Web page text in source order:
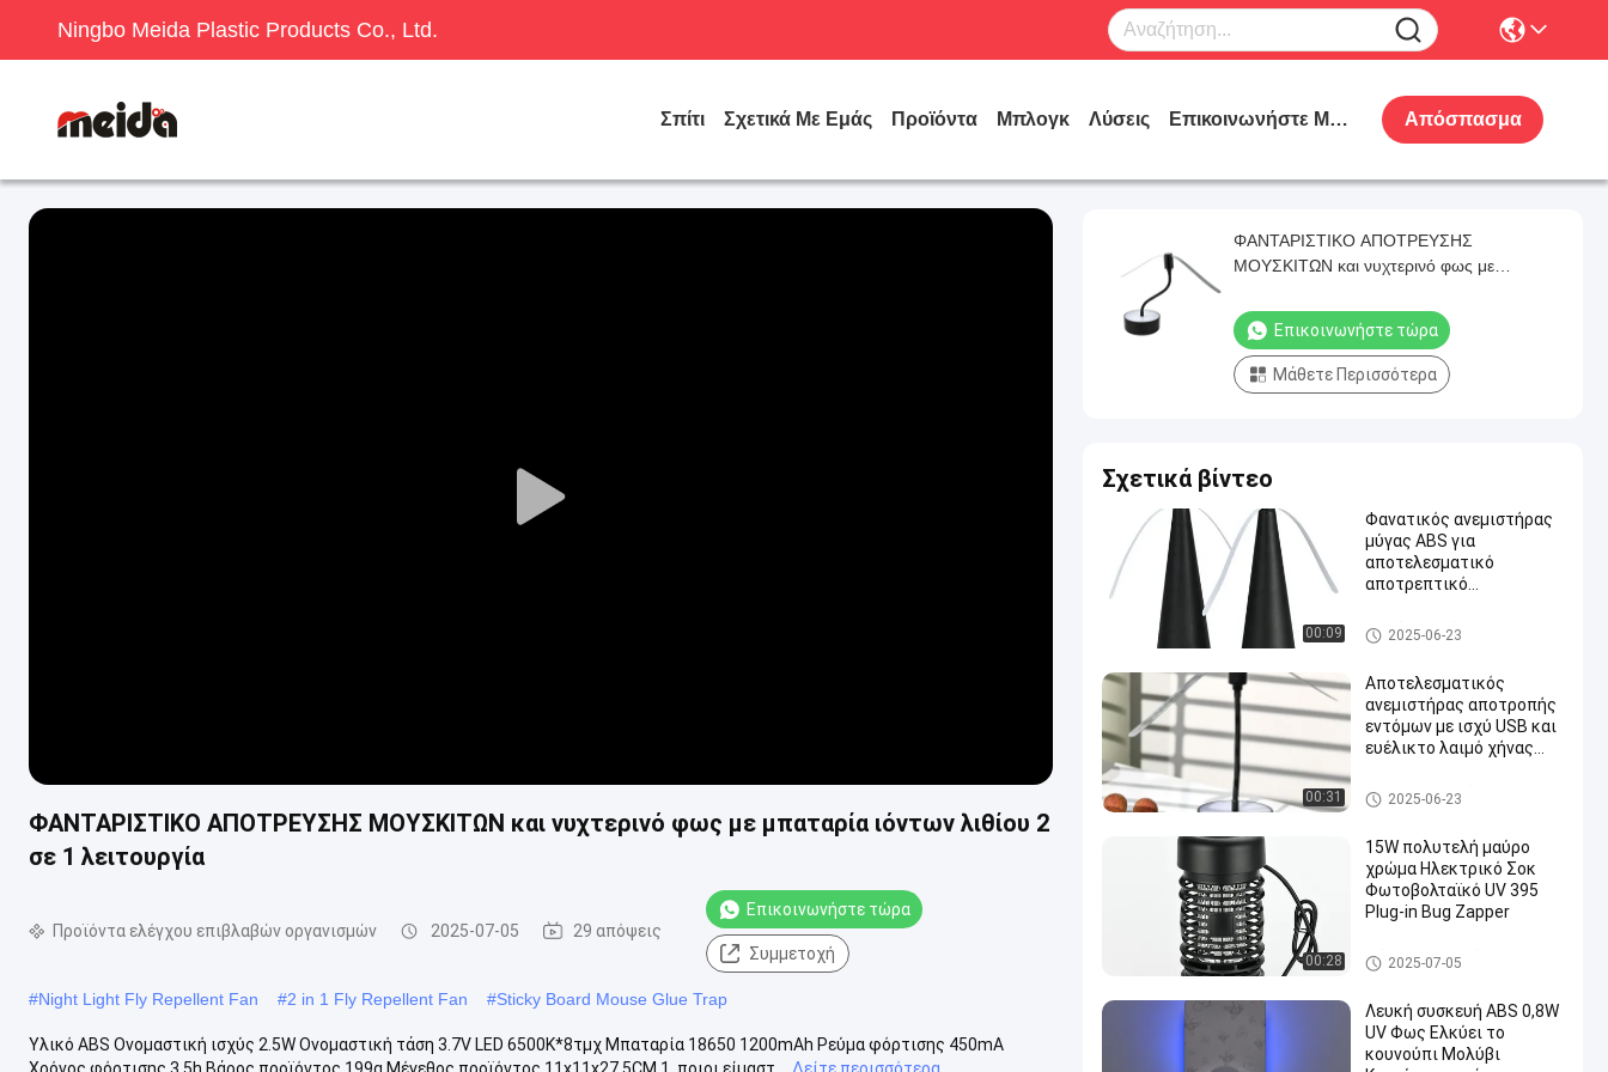
Ningbo Meida Plastic Products Co., Ltd.
Σπίτι Σχετικά Με Εμάς Προϊόντα Μπλογκ Λύσεις Επικοινωνήστε Μαζί Μας Απόσπασμα
Play
ΦΑΝΤΑΡΙΣΤΙΚΟ ΑΠΟΤΡΕΥΣΗΣ ΜΟΥΣΚΙΤΩΝ και νυχτερινό φως με μπαταρία ιόντων λιθίου 2
σε 1 λειτουργία
Προϊόντα ελέγχου επιβλαβών οργανισμών 2025-07-05 29 απόψεις
Επικοινωνήστε τώρα
Συμμετοχή
#Night Light Fly Repellent Fan #2 in 1 Fly Repellent Fan #Sticky Board Mouse Glue Trap
Υλικό ABS Ονομαστική ισχύς 2.5W Ονομαστική τάση 3.7V LED 6500K*8τμχ Μπαταρία 18650 1200mAh Ρεύμα φόρτισης 450mA
Χρόνος φόρτισης 3.5h Βάρος προϊόντος 199g Μέγεθος προϊόντος 11x11x27.5CM 1. ποιοι είμαστ...
Δείτε περισσότερα
ΦΑΝΤΑΡΙΣΤΙΚΟ ΑΠΟΤΡΕΥΣΗΣ
ΜΟΥΣΚΙΤΩΝ και νυχτερινό φως με
Επικοινωνήστε τώρα
Μάθετε Περισσότερα
Σχετικά βίντεο
00:09
Φανατικός ανεμιστήρας
μύγας ABS για
αποτελεσματικό
αποτρεπτικό
εσωτερικό και εξωτερικό
περιβάλλον
Προϊόντα ελέγχου επιβλαβώ
ν οργανισμών
2025-06-23
00:31
Αποτελεσματικός
ανεμιστήρας αποτροπής
εντόμων με ισχύ USB και
ευέλικτο λαιμό χήνας
μη ομαδοποιημένος
2025-06-23
00:28
15W πολυτελή μαύρο
χρώμα Ηλεκτρικό Σοκ
Φωτοβολταϊκό UV 395
Plug-in Bug Zapper
Φώτα που σκοτώνει τα κουν
ούπια
2025-07-05
Λευκή συσκευή ABS 0,8W
UV Φως Ελκύει το
κουνούπι Μολύβι